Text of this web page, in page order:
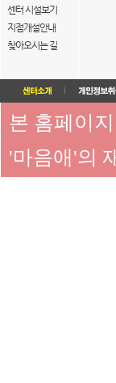
센터 시설보기
지점개설안내
찾아오시는 길
본 홈페이
'마음애'의